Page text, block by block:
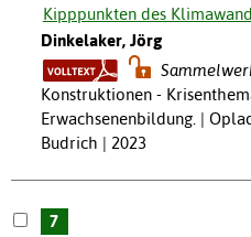
Kipppunkten des
Dinkelaker, Jörg
Konstruktionen -
Erwachsenenbildung. |
Budrich | 2023
7